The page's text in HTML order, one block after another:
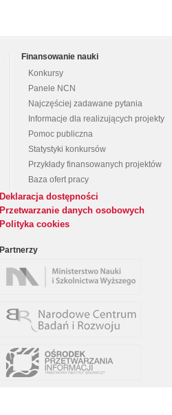
Finansowanie nauki
Konkursy
Panele NCN
Najczęściej zadawane pytania
Informacje dla realizujących projekty
Pomoc publiczna
Statystyki konkursów
Przykłady finansowanych projektów
Baza ofert pracy
Deklaracja dostępności
Przetwarzanie danych osobowych
Polityka cookies
Partnerzy